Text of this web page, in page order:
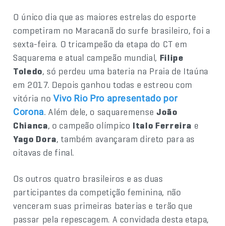
O único dia que as maiores estrelas do esporte
competiram no Maracanã do surfe brasileiro, foi a
sexta-feira. O tricampeão da etapa do CT em
Saquarema e atual campeão mundial, Filipe
Toledo, só perdeu uma bateria na Praia de Itaúna
em 2017. Depois ganhou todas e estreou com
vitória noVivo Rio Pro apresentado por
Corona. Além dele, o saquaremense João
Chianca, o campeão olímpico Italo Ferreira e
Yago Dora, também avançaram direto para as
oitavas de final.
Os outros quatro brasileiros e as duas
participantes da competição feminina, não
venceram suas primeiras baterias e terão que
passar pela repescagem. A convidada desta etapa,